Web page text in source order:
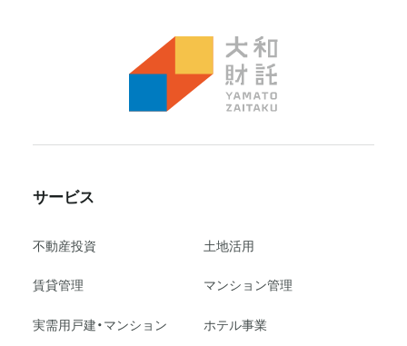
サービス
不動産投資
⼟地活⽤
賃貸管理
マンション管理
実需用戸建・マンション
ホテル事業